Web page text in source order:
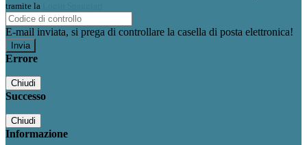
tramite la
E-mail inviata, si prega di controllare la casella di posta elettronica!
Errore
Chiudi
Successo
Chiudi
Informazione